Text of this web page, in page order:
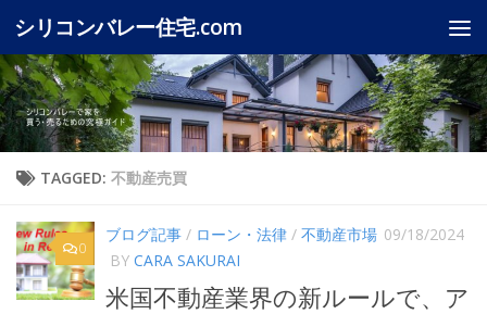
Skip to content
シリコンバレー住宅.com
TAGGED: 不動産売買
0
ブログ記事 / ローン・法律 / 不動産市場 09/18/2024
BY CARA SAKURAI
米国不動産業界の新ルールで、ア